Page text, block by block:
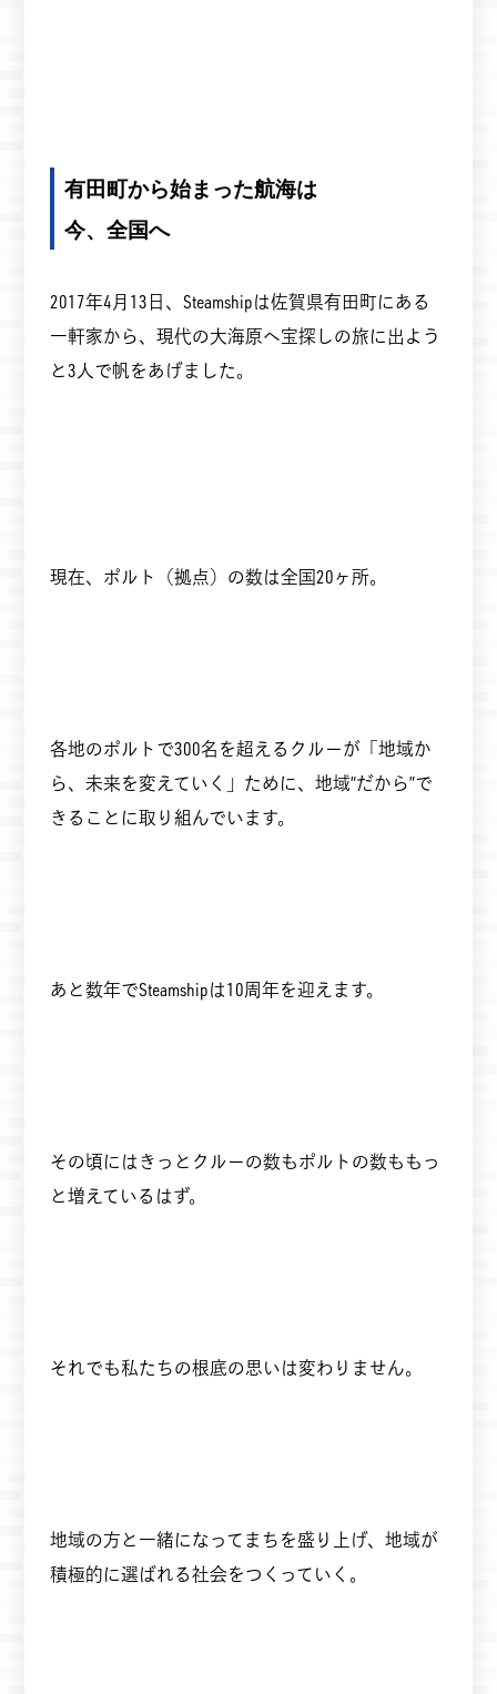
有田町から始まった航海は
今、全国へ
2017年4月13日、Steamshipは佐賀県有田町にある
一軒家から、現代の大海原へ宝探しの旅に出よう
と3人で帆をあげました。
現在、ポルト（拠点）の数は全国20ヶ所。
各地のポルトで300名を超えるクルーが「地域か
ら、未来を変えていく」ために、地域“だから”で
きることに取り組んでいます。
あと数年でSteamshipは10周年を迎えます。
その頃にはきっとクルーの数もポルトの数ももっ
と増えているはず。
それでも私たちの根底の思いは変わりません。
地域の方と一緒になってまちを盛り上げ、地域が
積極的に選ばれる社会をつくっていく。